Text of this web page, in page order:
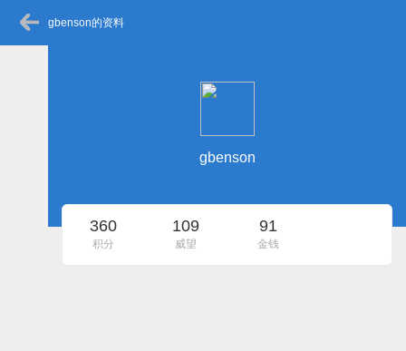
gbenson的资料
gbenson
360
积分
109
威望
91
金钱